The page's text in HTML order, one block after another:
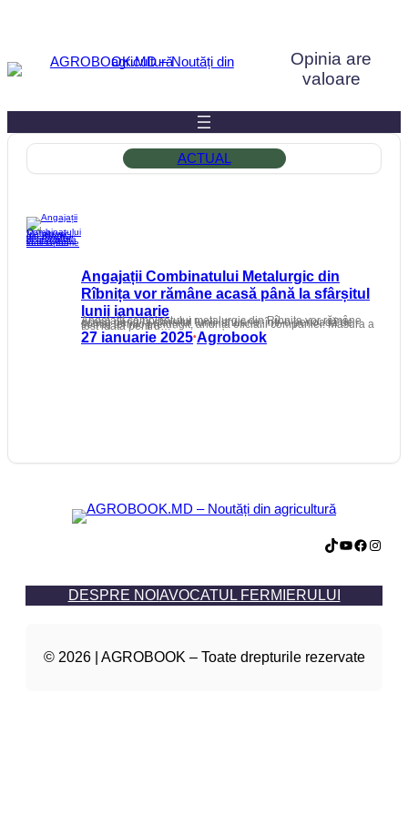
conținut
Opinia are
valoare
ACTUAL
Angajații Combinatului Metalurgic din
Rîbnița vor rămâne acasă până la sfârșitul
lunii ianuarie
Angajații combinatului metalurgic din Rîbnița vor rămâne acasă până la sfârșitul lunii ianuarie, într-o perioadă de șomaj tehnic prelungit, anunță oficialii companiei. Măsura a fost luată pentru…
27 ianuarie 2025•Agrobook
TikTok YouTube Facebook Instagram
DESPRE NOI AVOCATUL FERMIERULUI
© 2026 | AGROBOOK – Toate drepturile rezervate